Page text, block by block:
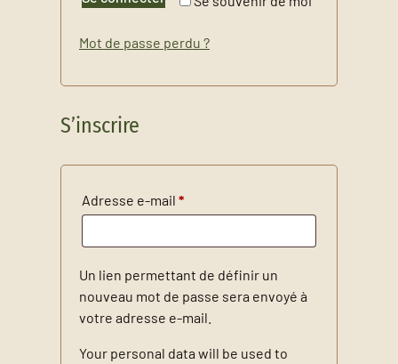
Mot de passe perdu ?
S’inscrire
Adresse e-mail *Obligatoire
Un lien permettant de définir un
nouveau mot de passe sera envoyé à
votre adresse e-mail.
Your personal data will be used to